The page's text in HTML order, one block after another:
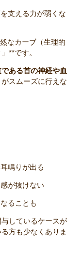
支える力が弱くな
なカーブ（生理的
**です。
ある首の神経や血
がスムーズに行えな
鳴りが出る
が抜けない
ることも
しているケースが
方も少なくありま